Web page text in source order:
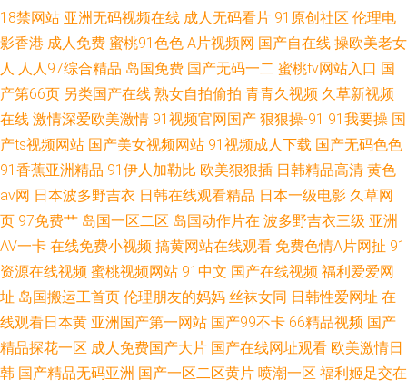
18禁网站 亚洲无码视频在线 成人无码看片 91原创社区 伦理电
影香港 成人免费 蜜桃91色色 A片视频网 国产自在线 操欧美老女
人 人人97综合精品 岛国免费 国产无码一二 蜜桃tv网站入口 国
产第66页 另类国产在线 熟女自拍偷拍 青青久视频 久草新视频
在线 激情深爱欧美激情 91视频官网国产 狠狠操-91 91我要操 国
产ts视频网站 国产美女视频网站 91视频成人下载 国产无码色色
91香蕉亚洲精品 91伊人加勒比 欧美狠狠插 日韩精品高清 黄色
av网 日本波多野吉衣 日韩在线观看精品 日本一级电影 久草网
页 97免费艹 岛国一区二区 岛国动作片在 波多野吉衣三级 亚洲
AV一卡 在线免费小视频 搞黄网站在线观看 免费色情A片网扯 91
资源在线视频 蜜桃视频网站 91中文 国产在线视频 福利爱爱网
址 岛国搬运工首页 伦理朋友的妈妈 丝袜女同 日韩性爱网址 在
线观看日本黄 亚洲国产第一网站 国产99不卡 66精品视频 国产
精品探花一区 成人免费国产大片 国产在线网址观看 欧美激情日
韩 国产精品无码亚洲 国产一区二区黄片 喷潮一区 福利姬足交在